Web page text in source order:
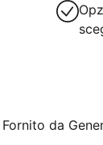
da